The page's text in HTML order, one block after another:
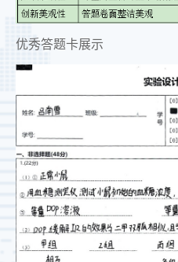
优秀答题卡展示